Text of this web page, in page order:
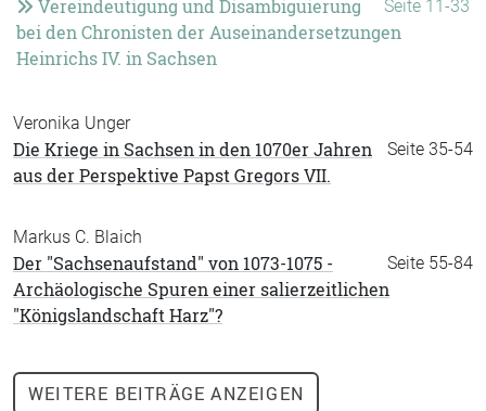
Seite 11-33
Vereindeutigung und Disambiguierung
bei den Chronisten der Auseinandersetzungen
Heinrichs IV. in Sachsen
Veronika Unger
Seite 35-54
Die Kriege in Sachsen in den 1070er Jahren
aus der Perspektive Papst Gregors VII.
Markus C. Blaich
Seite 55-84
Der "Sachsenaufstand" von 1073-1075 -
Archäologische Spuren einer salierzeitlichen
"Königslandschaft Harz"?
WEITERE BEITRÄGE ANZEIGEN